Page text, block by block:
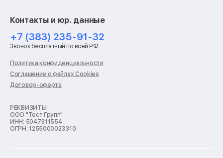
Ремонт роботов-пылесосов
Ремонт холодильников
Ремонт стиральных машин
Ремонт пылесосов
Ремонт варочных панелей
Ремонт духовых шкафов
Ремонт кондиционеров
Ремонт кухонных комбайнов
Ремонт морозильных камер
Ремонт отпаривателей
Ремонт плоттеров
Контакты и юр. данные
+7 (383) 235-91-32
Звонок бесплатный по всей РФ
Политика конфиденциальности
Соглашение о файлах Cookies
Договор-оферта
РЕКВИЗИТЫ
ООО "Тест Групп"
ИНН: 5047311554
ОГРН: 1255000023310